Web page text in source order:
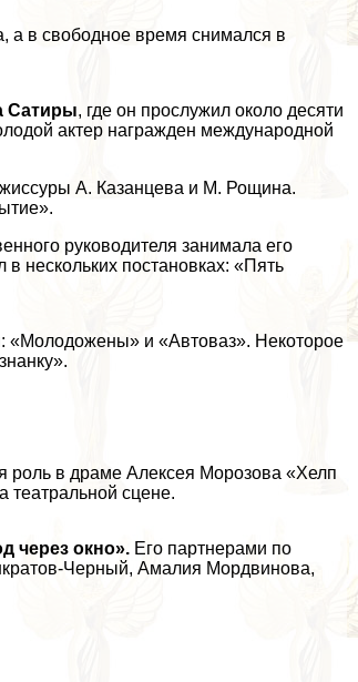
а в свободное время снимался в
Сатиры, где он прослужил около десяти
актер награжден международной
А. Казанцева и М. Рощина.
руководителя занимала его
нескольких постановках: «Пять
: «Молодожены» и «Автоваз». Некоторое
роль в драме Алексея Морозова «Хелп
сцене.
через окно». Его партнерами по
Черный, Амалия Мордвинова,